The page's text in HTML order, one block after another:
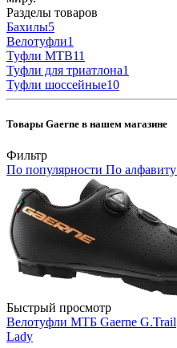
Разделы товаров
Бахилы5
Велотуфли1
Туфли MTB11
Туфли для триатлона1
Туфли шоссейные10
Товары Gaerne в нашем магазине
Фильтр
По популярности По алфавиту
Быстрый просмотр
Велотуфли МТБ Gaerne G.Trail
Lady